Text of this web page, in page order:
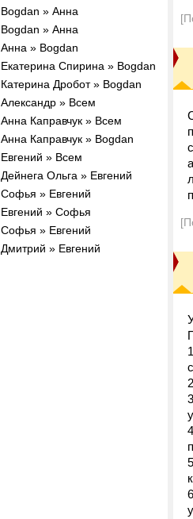
Bogdan » Анна
Bogdan » Анна
Анна » Bogdan
Екатерина Спирина » Bogdan
Катерина Дробот » Bogdan
Александр » Всем
Анна Каправчук » Всем
Анна Каправчук » Bogdan
Евгений » Всем
Дейнега Ольга » Евгений
Софья » Евгений
Евгений » Софья
Софья » Евгений
Дмитрий » Евгений